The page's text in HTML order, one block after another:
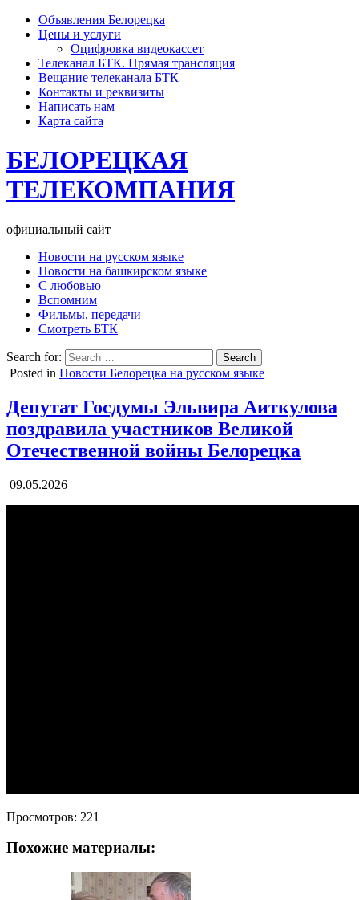
Объявления Белорецка
Цены и услуги
Оцифровка видеокассет
Телеканал БТК. Прямая трансляция
Вещание телеканала БТК
Контакты и реквизиты
Написать нам
Карта сайта
БЕЛОРЕЦКАЯ
ТЕЛЕКОМПАНИЯ
официальный сайт
Новости на русском языке
Новости на башкирском языке
С любовью
Вспомним
Фильмы, передачи
Смотреть БТК
Search for:
Posted in Новости Белорецка на русском языке
Депутат Госдумы Эльвира Аиткулова
поздравила участников Великой
Отечественной войны Белорецка
09.05.2026
Просмотров: 221
Похожие материалы: